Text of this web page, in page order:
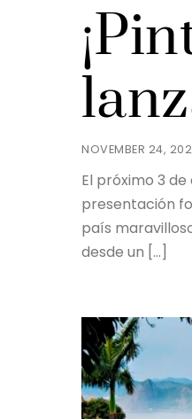
NOVEMBER 24,
El próximo 3
presentación
país
desde un […]